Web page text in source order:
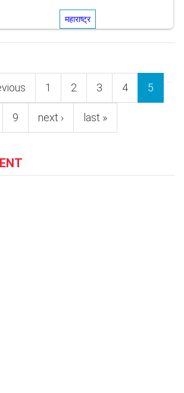
महाराष्ट्र
1 2 3 4 5
9 next › last »